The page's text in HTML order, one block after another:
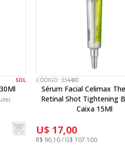
SOL CÓDIGO:334480
Sérum Facial Celimax
Retinal Shot Tightening
Caixa 15Ml
U$ 17,00
R$ 90,10 / G$ 107.100